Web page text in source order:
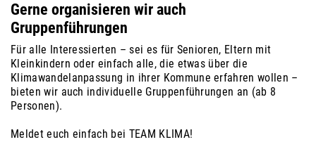
Gerne organisieren wir auch
Gruppenführungen
Für alle Interessierten – sei es für Senioren, Eltern mit
Kleinkindern oder einfach alle, die etwas über die
Klimawandelanpassung in ihrer Kommune erfahren wollen –
bieten wir auch individuelle Gruppenführungen an (ab 8
Personen).
Meldet euch einfach bei TEAM KLIMA!